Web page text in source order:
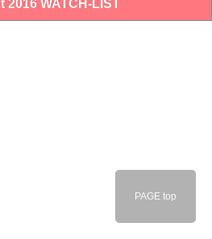
2016 WATCH-LIST
PAGE top